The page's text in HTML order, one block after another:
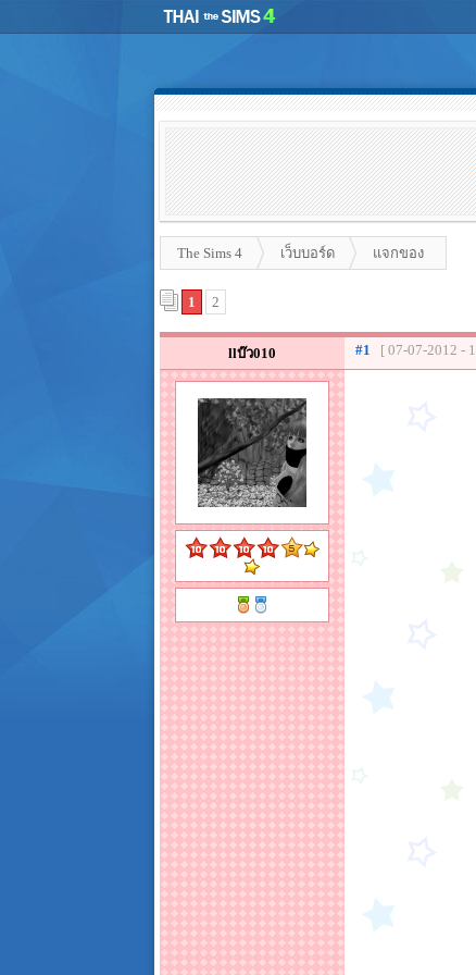
The Sims 4 เว็บบอร์ด แจกของ
1 2
llบ๊ว010 #1 [ 07-07-2012 -